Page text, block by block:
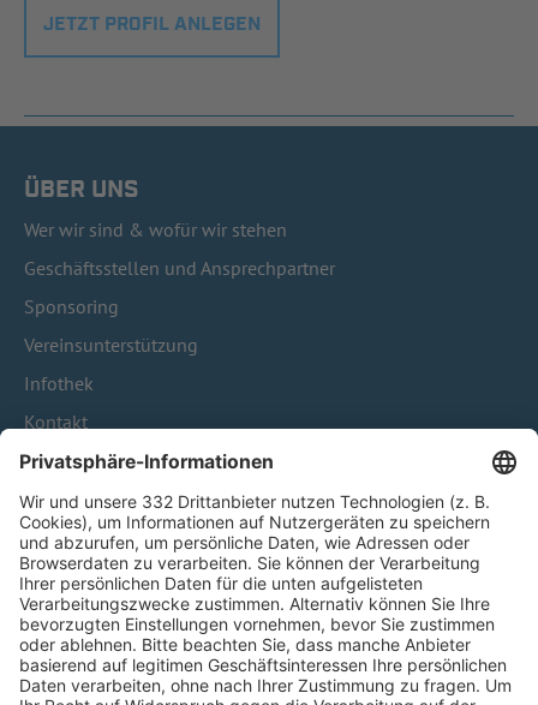
JETZT PROFIL ANLEGEN
ÜBER UNS
Wer wir sind & wofür wir stehen
Geschäftsstellen und Ansprechpartner
Sponsoring
Vereinsunterstützung
Infothek
Kontakt
HÄUFIG BESUCHTE SEITEN
Pässe und Vereinswechsel
Trainerausbildung
Schulungsangebot Vereinsmitarbeiter
BFV-Geschäftsstellen
Trainerbörse